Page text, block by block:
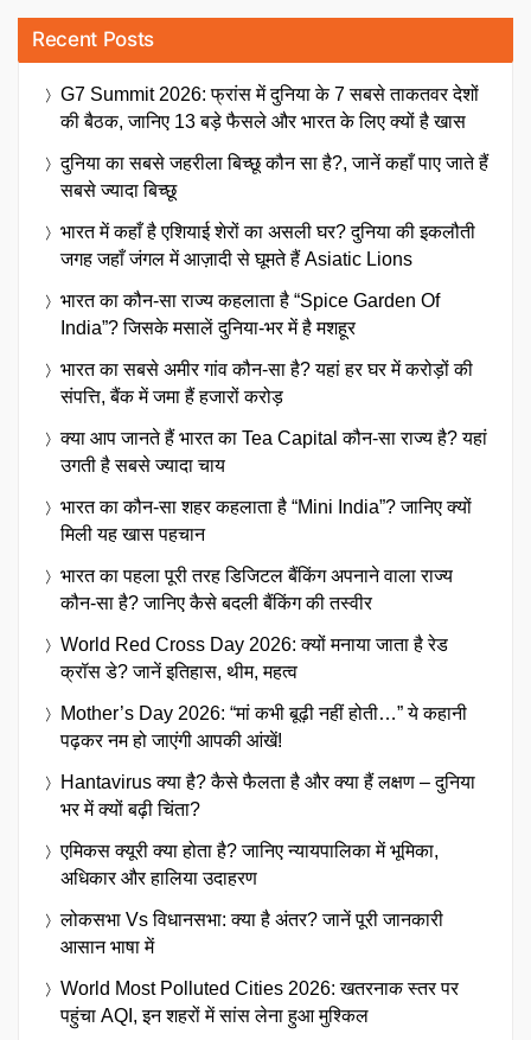
Recent Posts
G7 Summit 2026: फ्रांस में दुनिया के 7 सबसे ताकतवर देशों
की बैठक, जानिए 13 बड़े फैसले और भारत के लिए क्यों है खास
दुनिया का सबसे जहरीला बिच्छू कौन सा है?, जानें कहाँ पाए जाते हैं
सबसे ज्यादा बिच्छू
भारत में कहाँ है एशियाई शेरों का असली घर? दुनिया की इकलौती
जगह जहाँ जंगल में आज़ादी से घूमते हैं Asiatic Lions
भारत का कौन-सा राज्य कहलाता है “Spice Garden Of
India”? जिसके मसालें दुनिया-भर में है मशहूर
भारत का सबसे अमीर गांव कौन-सा है? यहां हर घर में करोड़ों की
संपत्ति, बैंक में जमा हैं हजारों करोड़
क्या आप जानते हैं भारत का Tea Capital कौन-सा राज्य है? यहां
उगती है सबसे ज्यादा चाय
भारत का कौन-सा शहर कहलाता है “Mini India”? जानिए क्यों
मिली यह खास पहचान
भारत का पहला पूरी तरह डिजिटल बैंकिंग अपनाने वाला राज्य
कौन-सा है? जानिए कैसे बदली बैंकिंग की तस्वीर
World Red Cross Day 2026: क्यों मनाया जाता है रेड
क्रॉस डे? जानें इतिहास, थीम, महत्व
Mother’s Day 2026: “मां कभी बूढ़ी नहीं होती…” ये कहानी
पढ़कर नम हो जाएंगी आपकी आंखें!
Hantavirus क्या है? कैसे फैलता है और क्या हैं लक्षण – दुनिया
भर में क्यों बढ़ी चिंता?
एमिकस क्यूरी क्या होता है? जानिए न्यायपालिका में भूमिका,
अधिकार और हालिया उदाहरण
लोकसभा Vs विधानसभा: क्या है अंतर? जानें पूरी जानकारी
आसान भाषा में
World Most Polluted Cities 2026: खतरनाक स्तर पर
पहुंचा AQI, इन शहरों में सांस लेना हुआ मुश्किल